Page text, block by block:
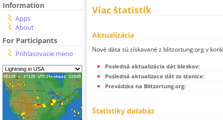
Information
Apps
About
For Participants
Prihlasovacie meno
Víac štatistík
Aktualizácia
Nové dáta sú získavané z blitzortung.org v
Posledná aktualizácia dát bleskov:
Posledná aktualizace dát zo stanice:
Prevádzka na Blitzortung.org:
Štatistiky databáz